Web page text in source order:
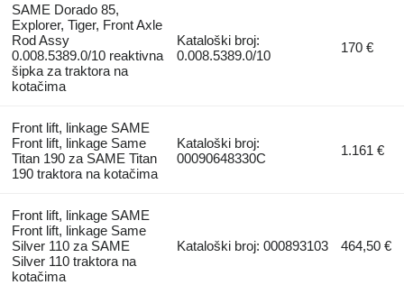
SAME Dorado 85,
Explorer, Tiger, Front Axle
Rod Assy
0.008.5389.0/10 reaktivna
šipka za traktora na
kotačima
Kataloški broj:
0.008.5389.0/10
170 €
Front lift, linkage SAME
Front lift, linkage Same
Titan 190 za SAME Titan
190 traktora na kotačima
Kataloški broj:
00090648330C
1.161 €
Front lift, linkage SAME
Front lift, linkage Same
Silver 110 za SAME
Silver 110 traktora na
kotačima
Kataloški broj: 000893103 464,50 €